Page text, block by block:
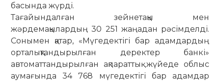
басында жүрді.
Тағайындалған зейнетақы мен
жәрдемақылардың 30 251 жаңадан рәсімделді.
Сонымен қатар, «Мүгедектігі бар адамдардың
орталықтандырылған деректер банкі»
автоматтандырылған ақпараттық жүйеде облыс
аумағында 34 768 мүгедектігі бар адамдар